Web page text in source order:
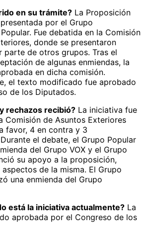
en su trámite? La Proposición
por el Grupo
Fue debatida en la Comisión
donde se presentaron
parte de otros grupos. Tras el
de algunas enmiendas, la
en dicha comisión.
el texto modificado fue aprobado
de los Diputados.
rechazos recibió? La iniciativa fue
Comisión de Asuntos Exteriores
favor, 4 en contra y 3
el debate, el Grupo Popular
del Grupo VOX y el Grupo
su apoyo a la proposición,
de la misma. El Grupo
una enmienda del Grupo
está la iniciativa actualmente? La
aprobada por el Congreso de los